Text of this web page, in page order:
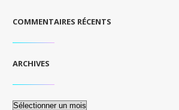
COMMENTAIRES RÉCENTS
ARCHIVES
Archives